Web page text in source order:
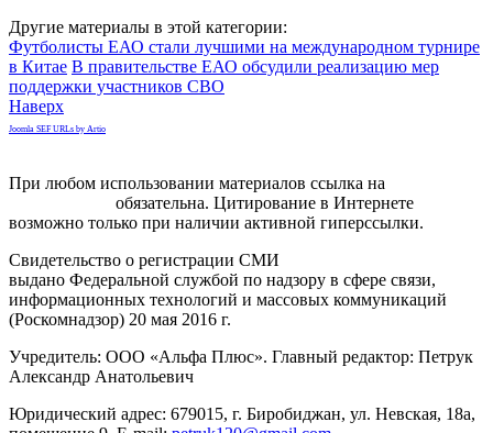
Другие материалы в этой категории:
Футболисты ЕАО стали лучшими на международном турнире
в Китае В правительстве ЕАО обсудили реализацию мер
поддержки участников СВО
Наверх
Joomla SEF URLs by Artio
При любом использовании материалов ссылка на
обязательна. Цитирование в Интернете
возможно только при наличии активной гиперссылки.
Свидетельство о регистрации СМИ
выдано Федеральной службой по надзору в сфере связи,
информационных технологий и массовых коммуникаций
(Роскомнадзор) 20 мая 2016 г.
Учредитель: ООО «Альфа Плюс». Главный редактор: Петрук
Александр Анатольевич
Юридический адрес: 679015, г. Биробиджан, ул. Невская, 18а,